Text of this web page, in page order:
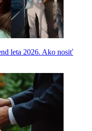
leta 2026. Ako nosiť